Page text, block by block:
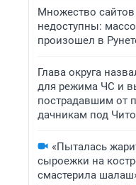
Множество сайтов
недоступны:
произошел в
Глава округа
для режима ЧС и
пострадавшим от
дачникам под
«Пыталась
сыроежки на
смастерила